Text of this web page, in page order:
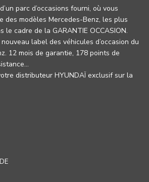
parc d’occasions fourni, où vous
des modèles Mercedes-Benz, les plus
le cadre de la GARANTIE OCCASION.
label des véhicules d’occasion du
12 mois de garantie, 178 points de
distributeur HYUNDAÏ exclusif sur la